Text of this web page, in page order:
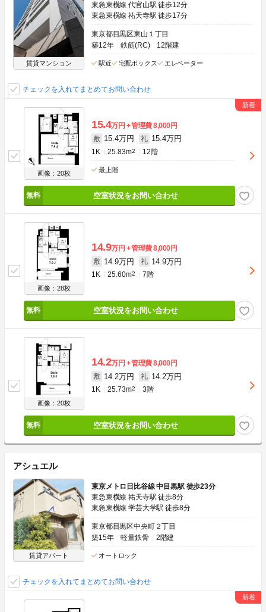
賃貸マンション
東急東横線 代官山駅 徒歩12分
東急東横線 祐天寺駅 徒歩17分
東京都目黒区東山１丁目
築12年
鉄筋(RC) 12階建
駅近 宅配ボックス エレベーター
チェックを入れてまとめてお問い合わせ
画像：20枚
15.4万円 管理費8,000円
敷 15.4万円 礼 15.4万円
1K 25.83m2 12階
最上階
空室状況をお問い合わせ
画像：28枚
14.9万円 管理費8,000円
敷 14.9万円 礼 14.9万円
1K 25.60m2 7階
空室状況をお問い合わせ
画像：20枚
14.2万円 管理費8,000円
敷 14.2万円 礼 14.2万円
1K 25.73m2 3階
空室状況をお問い合わせ
アシュエル
賃貸アパート
東京メトロ日比谷線 中目黒駅 徒歩23分
東急東横線 祐天寺駅 徒歩8分
東急東横線 学芸大学駅 徒歩8分
東京都目黒区中央町２丁目
築15年
軽量鉄骨 2階建
オートロック
チェックを入れてまとめてお問い合わせ